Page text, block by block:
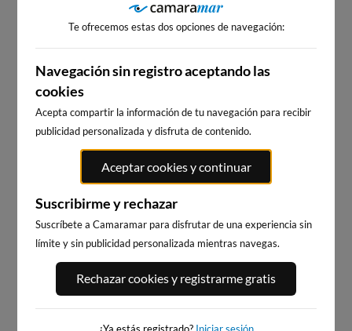
PREVISIÓN METEOROLOGÍA
WEBCAM PLAYA DEL PUERTO
DE SAGUNTO, PORT DE
SAGUNT
WEBCAMS CERCANAS
PLAYA DE CANET D'EN
BERENGUER
PLAYA DE POBLA DE
FARNALS
Te ofrecemos estas dos opciones de navegación:
Navegación sin registro aceptando las
cookies
Acepta compartir la información de tu navegación para recibir
publicidad personalizada y disfruta de contenido.
Aceptar cookies y continuar
Suscribirme y rechazar
Suscríbete a Camaramar para disfrutar de una experiencia sin
límite y sin publicidad personalizada mientras navegas.
Rechazar cookies y registrarme gratis